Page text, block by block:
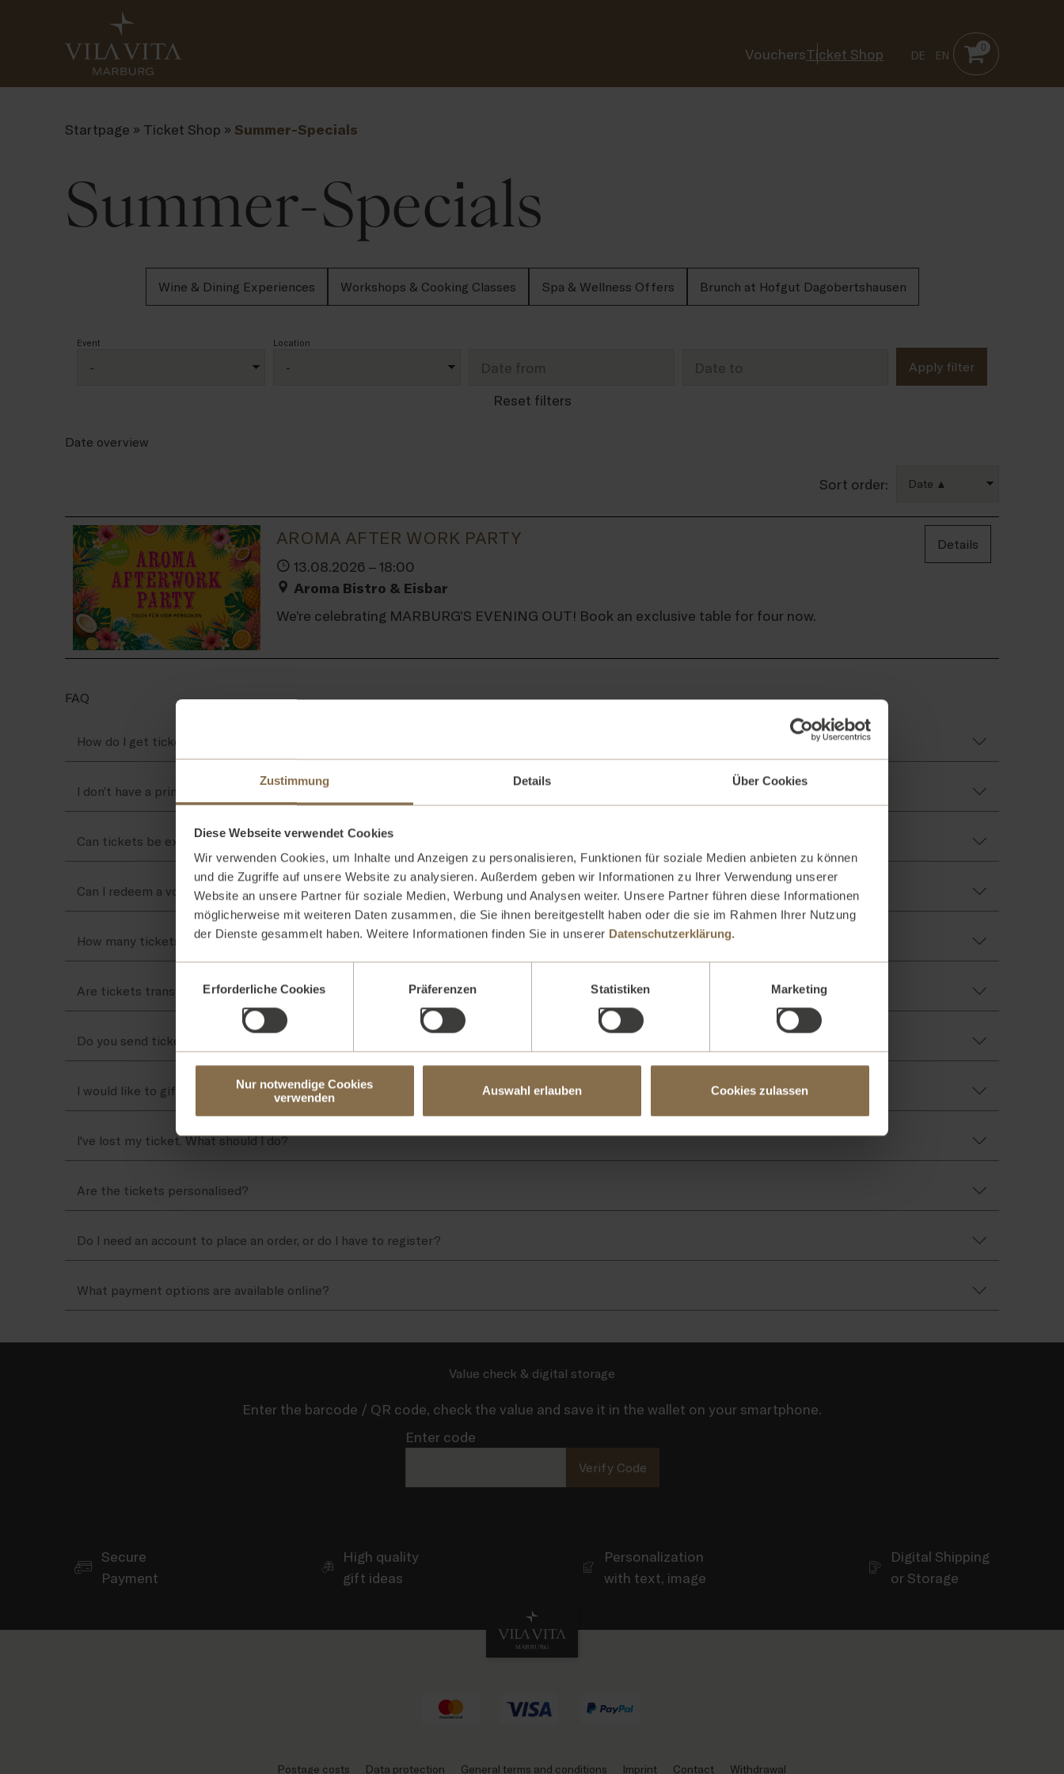
Zustimmung Details Über Cookies
Diese Webseite verwendet Cookies
Wir verwenden Cookies, um Inhalte und Anzeigen zu personalisieren, Funktionen für soziale Medien anbieten zu können
und die Zugriffe auf unsere Website zu analysieren. Außerdem geben wir Informationen zu Ihrer Verwendung unserer
Website an unsere Partner für soziale Medien, Werbung und Analysen weiter. Unsere Partner führen diese Informationen
möglicherweise mit weiteren Daten zusammen, die Sie ihnen bereitgestellt haben oder die sie im Rahmen Ihrer Nutzung
der Dienste gesammelt haben. Weitere Informationen finden Sie in unserer Datenschutzerklärung.
Erforderliche Cookies
Präferenzen Statistiken Marketing
Nur notwendige Cookies
verwenden
Auswahl erlauben Cookies zulassen
VouchersTicket Shop DE EN
0
Startpage » Ticket Shop » Summer-Specials
Summer-Specials
Wine & Dining Experiences Workshops & Cooking Classes Spa & Wellness Offers Brunch at Hofgut Dagobertshausen
Event Location
Date from Date to Apply filter
Reset filters
Date overview
Sort order:
AROMA AFTER WORK PARTY
13.08.2026 – 18:00
Aroma Bistro & Eisbar
We’re celebrating MARBURG’S EVENING OUT! Book an exclusive table for four now.
Details
FAQ
How do I get tickets for an event?
I don’t have a printer, or I’d prefer to buy tickets in person.
Can tickets be exchanged or refunded? What if I can’t attend the event?
Can I redeem a voucher when buying a ticket?
How many tickets can I order?
Are tickets transferable to other people?
Do you send tickets by post?
I would like to gift tickets. How does it work?
I've lost my ticket. What should I do?
Are the tickets personalised?
Do I need an account to place an order, or do I have to register?
What payment options are available online?
Value check & digital storage
Enter the barcode / QR code, check the value and save it in the wallet on your smartphone.
Enter code
Verify Code
Secure
Payment
High quality
gift ideas
Personalization
with text, image
Digital Shipping
or Storage
Postage costs Data protection General terms and conditions Imprint Contact Withdrawal